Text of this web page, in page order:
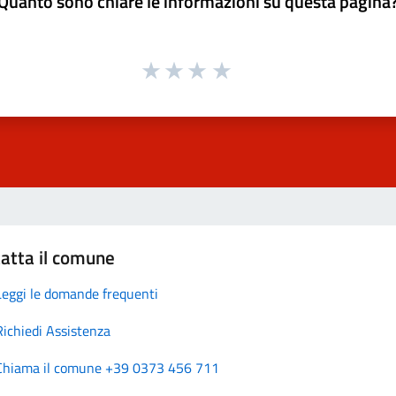
il comune
le domande frequenti
Assistenza
il comune +39 0373 456 711